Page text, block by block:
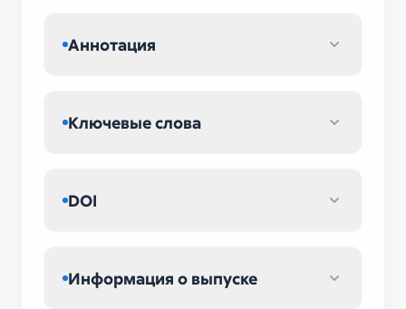
Аннотация
Ключевые слова
DOI
Информация о выпуске